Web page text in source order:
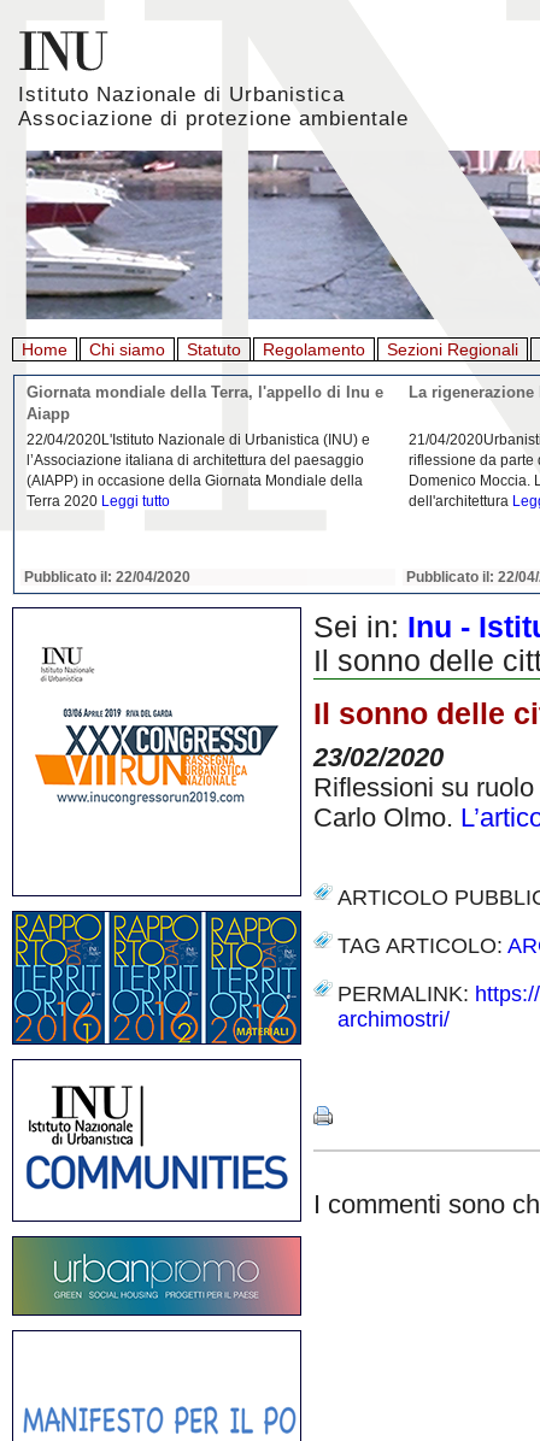
Istituto Nazionale di Urbanistica
Associazione di protezione ambientale
Home Chi siamo Statuto Regolamento Sezioni Regionali
Giornata mondiale della Terra, l'appello di Inu e
Aiapp
22/04/2020L'Istituto Nazionale di Urbanistica (INU) e
l’Associazione italiana di architettura del paesaggio
(AIAPP) in occasione della Giornata Mondiale della
Terra 2020 Leggi tutto
Pubblicato il: 22/04/2020
La
21/04/
riflessione da parte
Domenico Moccia.
dell'architettura
Pubblicato il: 22/
Sei in: Inu -
Il sonno delle
Il sonno delle
23/02/2020
Riflessioni su ruolo
Carlo Olmo.
ARTICOLO
TAG ARTICOLO:
PERMALINK:
archimostri/
I commenti sono